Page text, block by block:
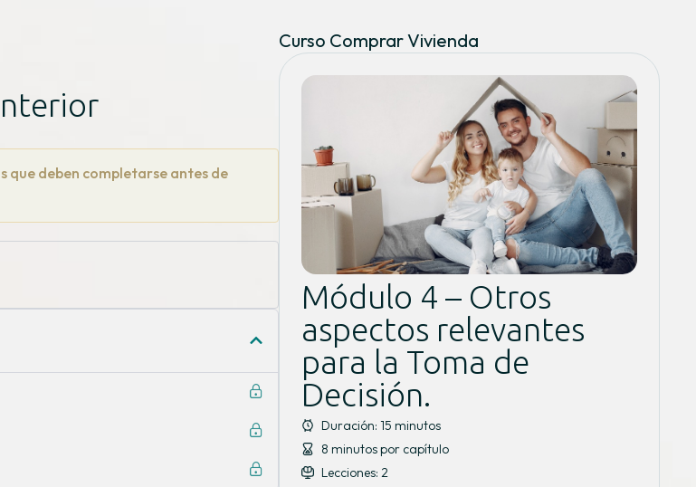
que deben completarse antes de
Curso Comprar Vivienda
Módulo 4 – Otros
aspectos relevantes
para la Toma de
Decisión.
Duración: 15 minutos
8 minutos por capítulo
Lecciones: 2